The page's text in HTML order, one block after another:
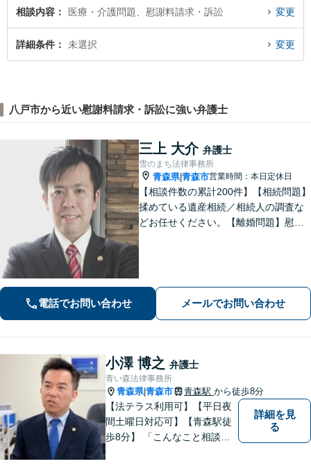
相談内容 医療・介護問題、慰謝料請求・訴訟 変更
詳細条件 未選択 変更
八戸市から近い慰謝料請求・訴訟に強い弁護士
三上 大介 弁護士
雪のまち法律事務所
青森県|青森市営業時間：本日定休日
【相談件数の累計200件】【相続問題】
揉めている遺産相続／相続人の調査な
どお任せください。【離婚問題】慰謝
電話でお問い合わせ メールでお問い合わせ
小澤 博之 弁護士
青い森法律事務所
青森県|青森市 青森駅 から徒歩8分
【法テラス利用可】【平日夜
間土曜日対応可】【青森駅徒
歩8分】 「こんなこと相談し
詳細を見
る